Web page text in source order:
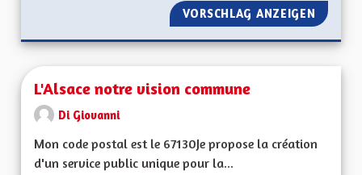
VORSCHLAG ANZEIGEN
L'Alsace notre vision commune
Di Giovanni
Mon code postal est le 67130Je propose la création
d'un service public unique pour la...